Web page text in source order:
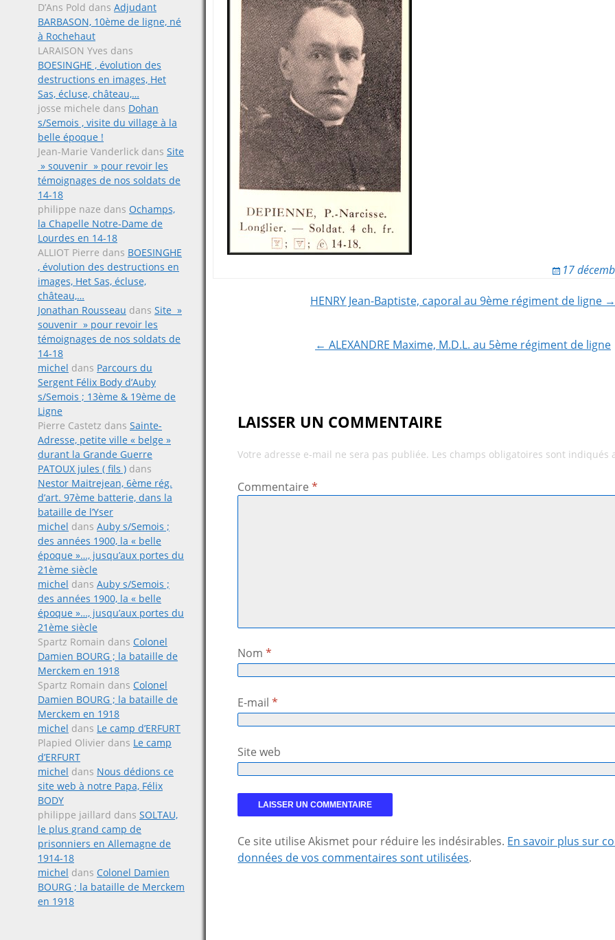
D’Ans Pold dans Adjudant
BARBASON, 10ème de ligne, né
à Rochehaut
LARAISON Yves dans
BOESINGHE , évolution des
destructions en images, Het
Sas, écluse, château,…
josse michele dans Dohan
s/Semois , visite du village à la
belle époque !
Jean-Marie Vanderlick dans Site
» souvenir » pour revoir les
témoignages de nos soldats de
14-18
philippe naze dans Ochamps,
la Chapelle Notre-Dame de
Lourdes en 14-18
ALLIOT Pierre dans BOESINGHE
, évolution des destructions en
images, Het Sas, écluse,
château,…
Jonathan Rousseau dans Site »
souvenir » pour revoir les
témoignages de nos soldats de
14-18
michel dans Parcours du
Sergent Félix Body d’Auby
s/Semois ; 13ème & 19ème de
Ligne
Pierre Castetz dans Sainte-
Adresse, petite ville « belge »
durant la Grande Guerre
PATOUX jules ( fils ) dans
Nestor Maitrejean, 6ème rég.
d’art. 97ème batterie, dans la
bataille de l’Yser
michel dans Auby s/Semois ;
des années 1900, la « belle
époque »…, jusqu’aux portes du
21ème siècle
michel dans Auby s/Semois ;
des années 1900, la « belle
époque »…, jusqu’aux portes du
21ème siècle
Spartz Romain dans Colonel
Damien BOURG ; la bataille de
Merckem en 1918
Spartz Romain dans Colonel
Damien BOURG ; la bataille de
Merckem en 1918
michel dans Le camp d’ERFURT
Plapied Olivier dans Le camp
d’ERFURT
michel dans Nous dédions ce
site web à notre Papa, Félix
BODY
philippe jaillard dans SOLTAU,
le plus grand camp de
prisonniers en Allemagne de
1914-18
michel dans Colonel Damien
BOURG ; la bataille de Merckem
en 1918
17
navigation
HENRY Jean-Baptiste, caporal au 9ème régiment de ligne →
← ALEXANDRE Maxime, M.D.L. au 5ème régiment de ligne
LAISSER UN COMMENTAIRE
Votre adresse e-mail ne sera pas publiée. Les champs obligatoires sont indiqués
Commentaire*
Nom*
E-mail*
Site web
Ce site utilise Akismet pour réduire les indésirables. En savoir plus sur
données de vos commentaires sont utilisées.